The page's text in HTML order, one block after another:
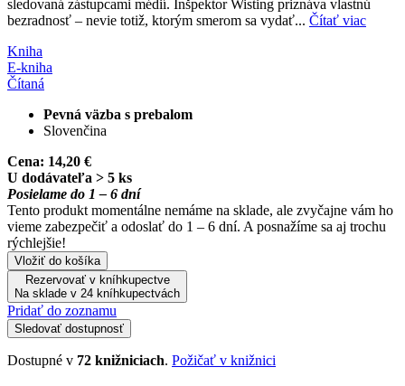
sledovaná zástupcami médií. Inšpektor Wisting priznáva vlastnú
bezradnosť – nevie totiž, ktorým smerom sa vydať... Čítať viac
Kniha
E-kniha
Čítaná
Pevná väzba s prebalom
Slovenčina
Cena: 14,20 €
U dodávateľa > 5 ks
Posielame do 1 – 6 dní
Tento produkt momentálne nemáme na sklade, ale zvyčajne vám ho
vieme zabezpečiť a odoslať do 1 – 6 dní. A posnažíme sa aj trochu
rýchlejšie!
Vložiť do košíka
Rezervovať v kníhkupectve
Na sklade v 24 kníhkupectvách
Pridať do zoznamu
Sledovať dostupnosť
Dostupné v 72 knižniciach. Požičať v knižnici